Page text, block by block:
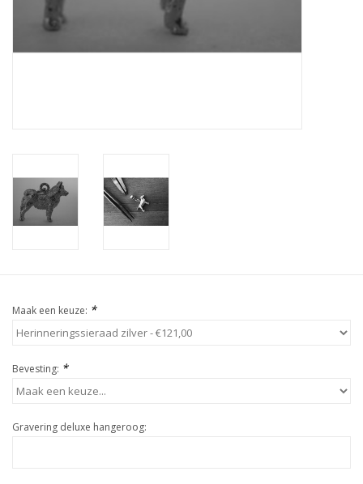
Maak een keuze: *
Bevesting: *
Gravering deluxe hangeroog: